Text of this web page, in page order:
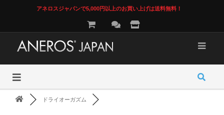
アネロスジャパンで5,000円以上のお買い上げは送料無料！
ドライオーガズム